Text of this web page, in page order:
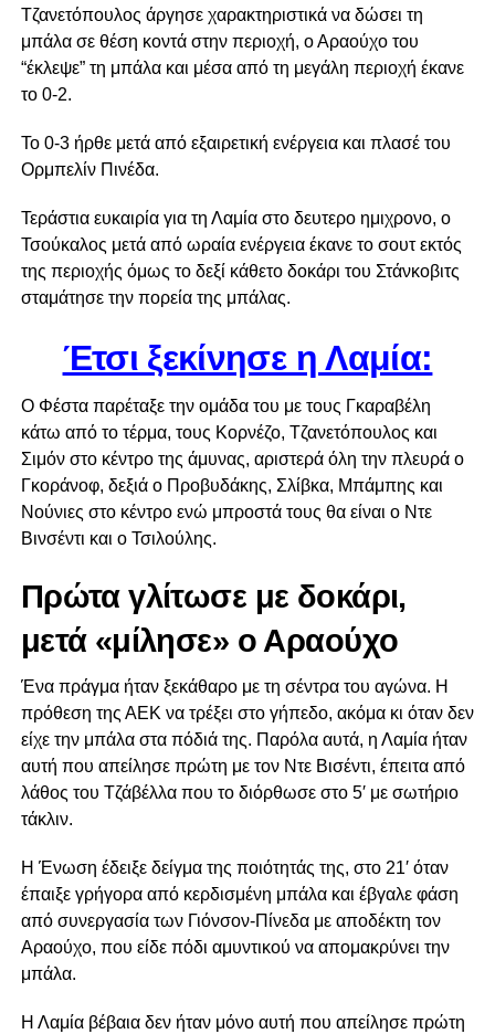
Τζανετόπουλος άργησε χαρακτηριστικά να δώσει τη
μπάλα σε θέση κοντά στην περιοχή, ο Αραούχο του
“έκλεψε” τη μπάλα και μέσα από τη μεγάλη περιοχή έκανε
το 0-2.
Το 0-3 ήρθε μετά από εξαιρετική ενέργεια και πλασέ του
Ορμπελίν Πινέδα.
Τεράστια ευκαιρία για τη Λαμία στο δευτερο ημιχρονο, ο
Τσούκαλος μετά από ωραία ενέργεια έκανε το σουτ εκτός
της περιοχής όμως το δεξί κάθετο δοκάρι του Στάνκοβιτς
σταμάτησε την πορεία της μπάλας.
Έτσι ξεκίνησε η Λαμία:
Ο Φέστα παρέταξε την ομάδα του με τους Γκαραβέλη
κάτω από το τέρμα, τους Κορνέζο, Τζανετόπουλος και
Σιμόν στο κέντρο της άμυνας, αριστερά όλη την πλευρά ο
Γκοράνοφ, δεξιά ο Προβυδάκης, Σλίβκα, Μπάμπης και
Νούνιες στο κέντρο ενώ μπροστά τους θα είναι ο Ντε
Βινσέντι και ο Τσιλούλης.
Πρώτα γλίτωσε με δοκάρι,
μετά «μίλησε» ο Αραούχο
Ένα πράγμα ήταν ξεκάθαρο με τη σέντρα του αγώνα. Η
πρόθεση της ΑΕΚ να τρέξει στο γήπεδο, ακόμα κι όταν δεν
είχε την μπάλα στα πόδιά της. Παρόλα αυτά, η Λαμία ήταν
αυτή που απείλησε πρώτη με τον Ντε Βισέντι, έπειτα από
λάθος του Τζάβέλλα που το διόρθωσε στο 5′ με σωτήριο
τάκλιν.
Η Ένωση έδειξε δείγμα της ποιότητάς της, στο 21′ όταν
έπαιξε γρήγορα από κερδισμένη μπάλα και έβγαλε φάση
από συνεργασία των Γιόνσον-Πίνεδα με αποδέκτη τον
Αραούχο, που είδε πόδι αμυντικού να απομακρύνει την
μπάλα.
Η Λαμία βέβαια δεν ήταν μόνο αυτή που απείλησε πρώτη